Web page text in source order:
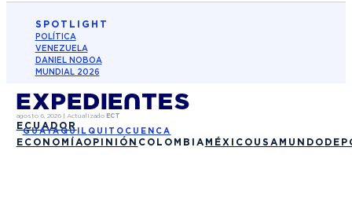
SPOTLIGHT
POLÍTICA
VENEZUELA
DANIEL NOBOA
MUNDIAL 2026
agosto 6, 2026| Actualizado ECT
ECUADOR
GUAYAQUIL QUITO CUENCA
ECONOMÍAOPINIÓN COLOMBIA MÉXICO USA MUNDO